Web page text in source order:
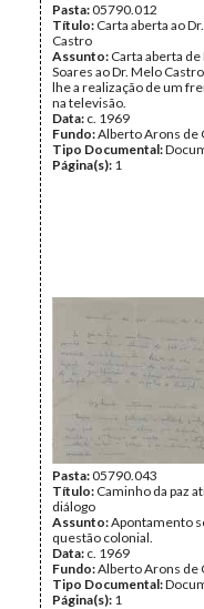
Pasta:05790.012
Título: Carta aberta ao
Castro
Assunto: Carta aberta
Soares ao Dr. Melo
lhe a realização de um
na televisão.
Data: c. 1969
Fundo:Alberto Arons de
Tipo Documental:
Página(s): 1
Pasta:05790.043
Título: Caminho da paz
diálogo
Assunto:Apontamento
questão colonial.
Data: c. 1969
Fundo:Alberto Arons de
Tipo Documental:
Página(s): 1